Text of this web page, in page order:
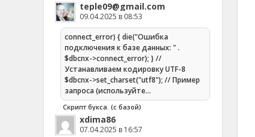
teple09@gmail.com
09.04.2025 в 08:53
connect_error) { die("Ошибка
подключения к базе данных: " .
$dbcnx->connect_error); } //
Устанавливаем кодировку UTF-8
$dbcnx->set_charset("utf8"); // Пример
запроса (используйте…
Скрипт букса. (с базой)
xdima86
07.04.2025 в 16:57